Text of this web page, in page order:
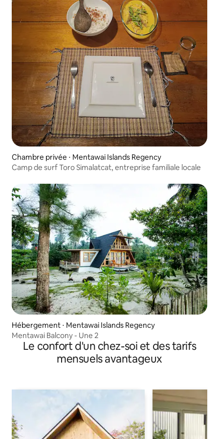
Chambre privée ⋅ Mentawai Islands Regency
Camp de surf Toro Simalatcat, entreprise familiale locale
Hébergement ⋅ Mentawai Islands Regency
Mentawai Balcony - Une 2
Le confort d'un chez-soi et des tarifs
mensuels avantageux